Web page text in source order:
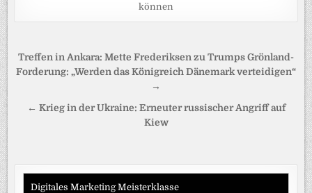
können
Beitragsnavigation
Treffen in Ankara: Mette Frederiksen zu Trumps Grönland-
Forderung: „Werden das Königreich Dänemark verteidigen“
→
← Krieg in der Ukraine: Erneuter russischer Angriff auf
Kiew
Digitales Marketing Meisterklasse